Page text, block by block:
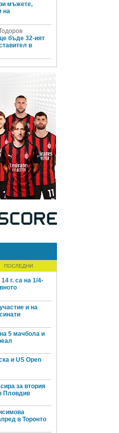
мъжете,
на
бъде 32-ият
в
ПОСЛЕДНИ
г. са на 1/4-
и на
5 мачбола и
и US Open
за втория
Пловдив
в Торонто